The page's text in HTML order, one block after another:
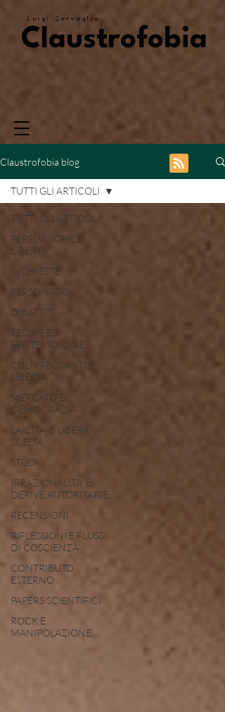
Luigi Corvaglia
Claustrofobia
Claustrofobia blog
TUTTI GLI ARTICOLI
PERSUASIONE E
LIBERTA'
INCHIESTE
PERSONAGGI
DIBATTITI
TEORIE ED
EPISTEMOLOGIE
CULTI ABUSANTI E
LIBERTA'
MERCATO E
DEMOCRAZIA
LAICITA' E LIBERA
SCELTA
STUDI
IRRAZIONALITA' E
DERIVE AUTORITARIE
RECENSIONI
RIFLESSIONI E FLUSSI
DI COSCIENZA
CONTRIBUTO
ESTERNO
PAPERS SCIENTIFICI
ROCK E
MANIPOLAZIONE
TUTTI GLI ARTICOLI